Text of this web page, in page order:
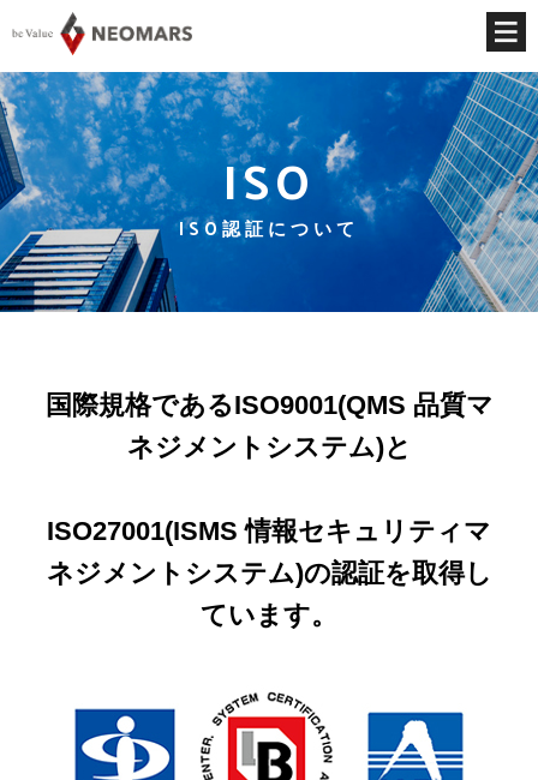
ISO
ISO認証について
国際規格であるISO9001(QMS 品質マ
ネジメントシステム)と
ISO27001(ISMS 情報セキュリティマ
ネジメントシステム)の認証を取得し
ています。